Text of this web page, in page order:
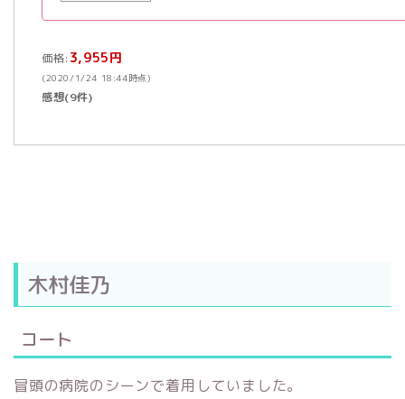
価格: 3,955円
(2020/1/24 18:44時点)
感想(9件)
木村佳乃
コート
冒頭の病院のシーンで着用していました。